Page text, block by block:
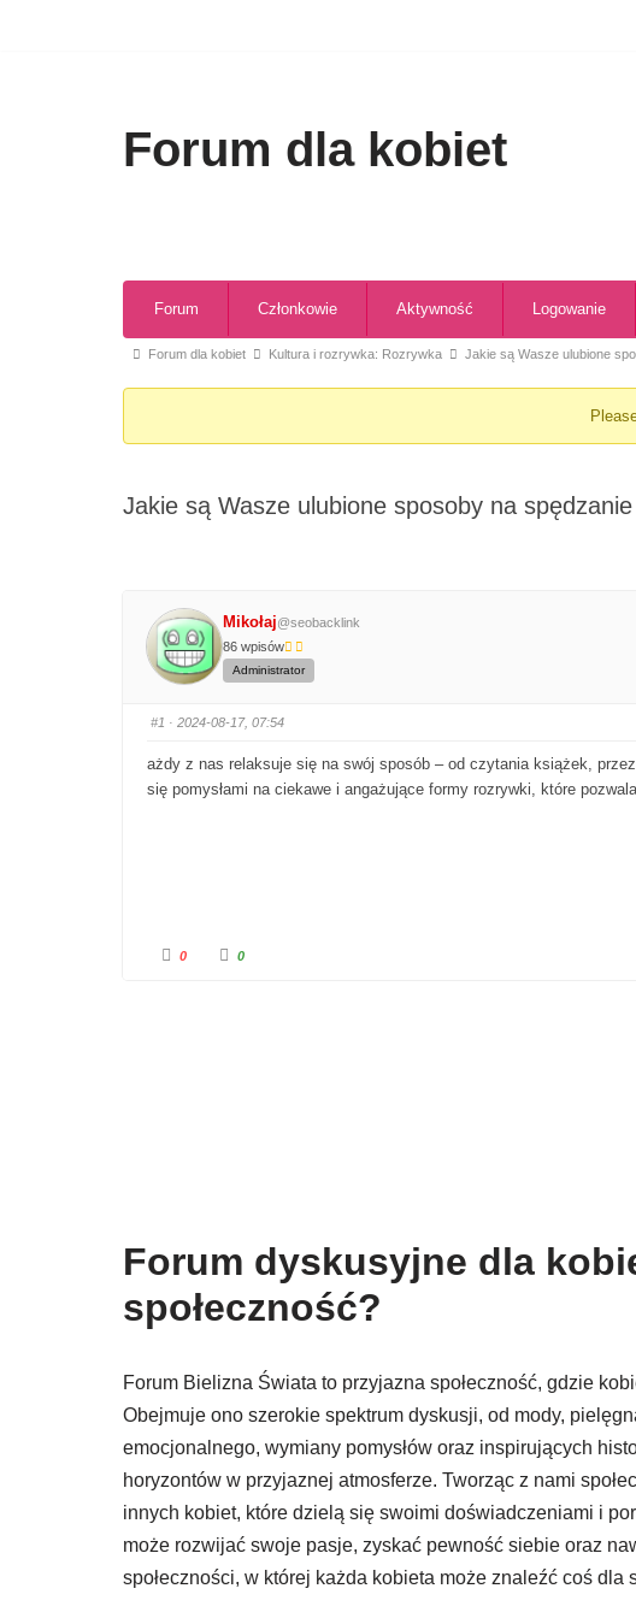
Forum dla kobiet
Forum Członkowie Aktywność Logowanie
Forum dla kobiet Kultura i rozrywka: Rozrywka Jakie są Wasze ulubione
Jakie są Wasze ulubione sposoby na
Mikołaj@seobacklink
86 wpisów
Administrator
#1 · 2024-08-17, 07:54
ażdy z nas relaksuje się na swój sposób – od czytania książek,
się pomysłami na ciekawe i angażujące formy rozrywki, które
0 0
Forum dyskusyjne dla
społeczność?
Forum Bielizna Świata to przyjazna społeczność, gdzie
Obejmuje ono szerokie spektrum dyskusji, od mody,
emocjonalnego, wymiany pomysłów oraz inspirujących
horyzontów w przyjaznej atmosferze. Tworząc z nami
innych kobiet, które dzielą się swoimi doświadczeniami i
może rozwijać swoje pasje, zyskać pewność siebie oraz
społeczności, w której każda kobieta może znaleźć coś dla